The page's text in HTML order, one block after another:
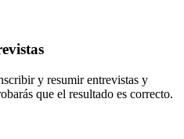
y resumir entrevistas y
que el resultado es correcto.